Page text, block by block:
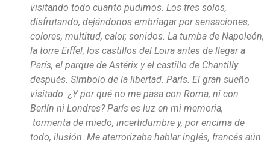
visitando todo cuanto pudimos. Los tres solos,
disfrutando, dejándonos embriagar por sensaciones,
colores, multitud, calor, sonidos. La tumba de Napoleón,
la torre Eiffel, los castillos del Loira antes de llegar a
París, el parque de Astérix y el castillo de Chantilly
después. Símbolo de la libertad. París. El gran sueño
visitado. ¿Y por qué no me pasa con Roma, ni con
Berlín ni Londres? París es luz en mi memoria,
tormenta de miedo, incertidumbre y, por encima de
todo, ilusión. Me aterrorizaba hablar inglés, francés aún